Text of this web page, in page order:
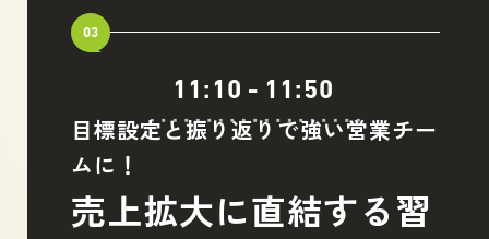
11:10 - 11:50
03
目標設定と振り返りで強い営業チー
ムに！
売上拡大に直結する習